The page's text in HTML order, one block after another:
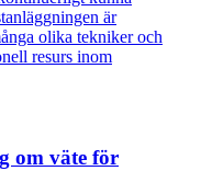
är
olika tekniker och
resurs inom
om väte för